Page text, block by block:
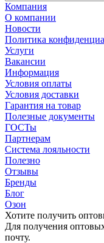
Компания
О компании
Новости
Политика
Услуги
Вакансии
Информация
Условия оплаты
Условия доставки
Гарантия на товар
Полезные документы
ГОСТы
Партнерам
Система лояльности
Полезно
Отзывы
Бренды
Блог
Озон
Хотите получить
Для получения
почту.